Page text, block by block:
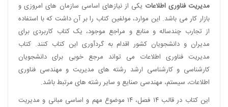
مدیریت فناوری اطلاعات یکی از نیازهای اساسی سازمان های امروزی و
بازار کار می باشد. این موارد، مولفین کتاب را بر آن داشت که با استفاده
از تجارب چندساله و منابع و مراجع موجود، یک کتاب کاربردی برای
مدیران و دانشجویان کشور اقدام به گردآوری این کتاب کنند. کتاب
مدیریت فناوری اطلاعات می تواند مرجع خوبی برای دانشجویان
کارشناسی و کارشناسی ارشد رشته های مدیریت و مهندسی فناوری
اطلاعات، سیستم، مهندسی صنایع و سایر رشته های مرتبط باشد.
این کتاب در قالب ۱۴ فصل، ۱۴ موضوع مهم و اساسی مبانی و مدیریت